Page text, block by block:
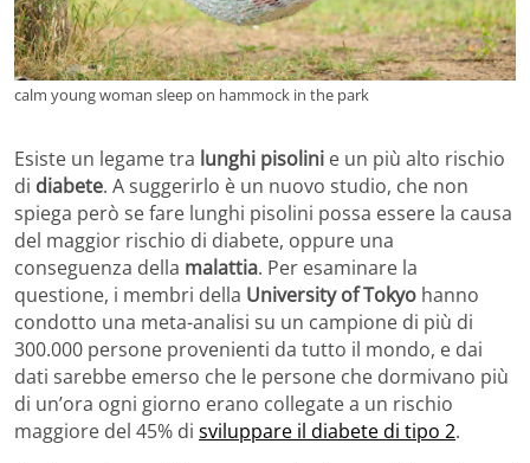
calm young woman sleep on hammock in the park
Esiste un legame tra lunghi pisolini e un più alto rischio
di diabete. A suggerirlo è un nuovo studio, che non
spiega però se fare lunghi pisolini possa essere la causa
del maggior rischio di diabete, oppure una
conseguenza della malattia. Per esaminare la
questione, i membri della University of Tokyo hanno
condotto una meta-analisi su un campione di più di
300.000 persone provenienti da tutto il mondo, e dai
dati sarebbe emerso che le persone che dormivano più
di un’ora ogni giorno erano collegate a un rischio
maggiore del 45% di sviluppare il diabete di tipo 2.